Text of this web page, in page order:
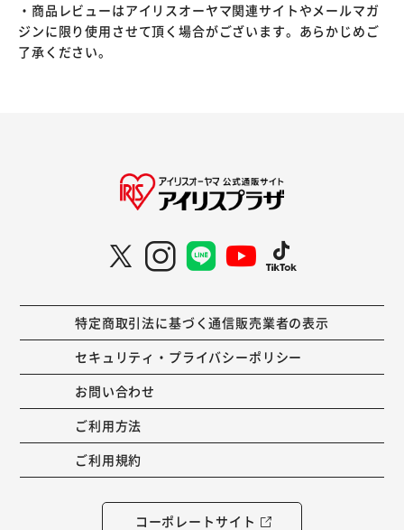
・商品レビューはアイリスオーヤマ関連サイトやメールマガ
ジンに限り使用させて頂く場合がございます。あらかじめご
了承ください。
特定商取引法に基づく通信販売業者の表示
セキュリティ・プライバシーポリシー
お問い合わせ
ご利用方法
ご利用規約
コーポレートサイト